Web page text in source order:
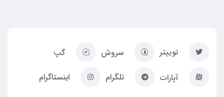
توییتر سروش
گپ
آپارات
تلگرام اینستاگرام